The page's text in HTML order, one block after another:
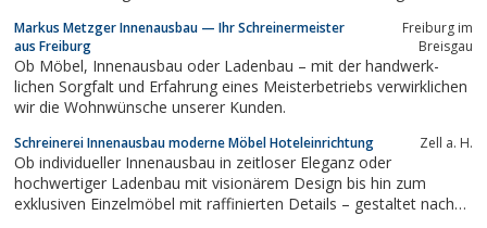
Markus Metzger Innenausbau — Ihr Schreinermeister
aus Freiburg
Freiburg im
Breisgau
Ob Möbel, Innen­ausbau oder Laden­bau – mit der hand­werk­
lichen Sorg­falt und Erfahrung eines Meister­betriebs verwirklichen
wir die Wohn­wünsche unserer Kunden.
Schreinerei Innenausbau moderne Möbel Hoteleinrichtung Zell a. H.
Ob individueller Innenausbau in zeitloser Eleganz oder
hochwertiger Ladenbau mit visionärem Design bis hin zum
exklusiven Einzelmöbel mit raffinierten Details – gestaltet nach